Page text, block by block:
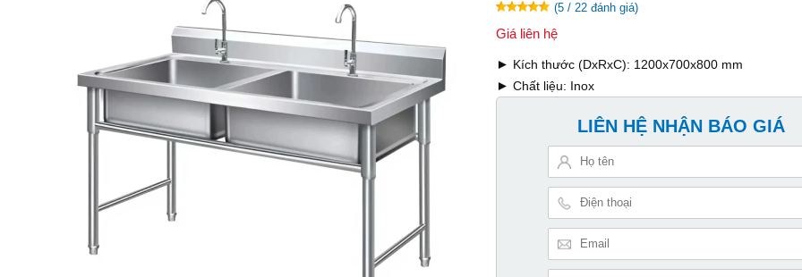
(5 / 22 đánh giá)
Giá liên hệ
► Kích thước (DxRxC): 1200x700x800 mm
► Chất liệu: Inox
LIÊN HỆ NHẬN BÁO GIÁ